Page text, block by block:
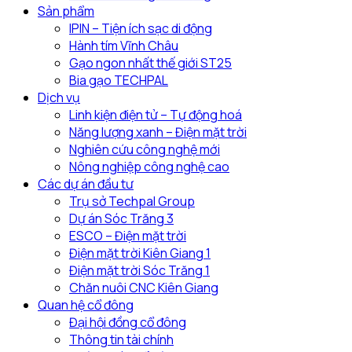
cao
tại
phương
Sản phẩm
IPIN – Tiện ích sạc di động
Hành tím Vĩnh Châu
Gạo ngon nhất thế giới ST25
Bia gạo TECHPAL
Dịch vụ
Linh kiện điện tử – Tự động hoá
Năng lượng xanh – Điện mặt trời
Nghiên cứu công nghệ mới
Nông nghiệp công nghệ cao
Các dự án đầu tư
Trụ sở Techpal Group
Dự án Sóc Trăng 3
ESCO – Điện mặt trời
Điện mặt trời Kiên Giang 1
Điện mặt trời Sóc Trăng 1
Chăn nuôi CNC Kiên Giang
Quan hệ cổ đông
Đại hội đồng cổ đông
Thông tin tài chính